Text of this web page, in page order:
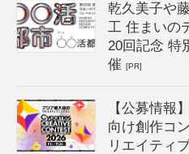
乾久美子や
工 住まいの
20回記念 特
催[PR]
【公募情報
向け創作コ
リエイティ